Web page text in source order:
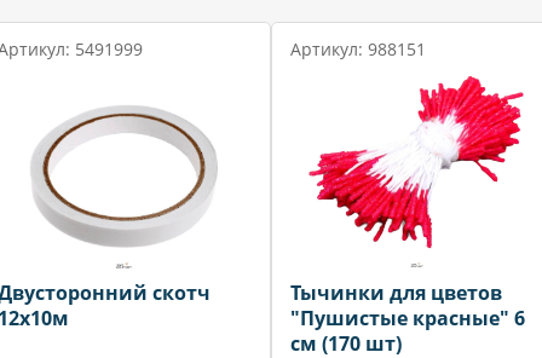
5491999
скотч
Артикул: 988151
Тычинки для цветов
"Пушистые красные" 6
см (170 шт)